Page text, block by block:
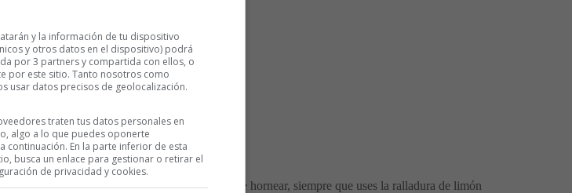
de bicarbonato de sodio en lugar del polvo de hornear, siempre que uses la ralladura de limón
y la información de tu dispositivo
y otros datos en el dispositivo) podrá
por 3 partners y compartida con ellos, o
por este sitio. Tanto nosotros como
usar datos precisos de geolocalización.
traten tus datos personales en
algo a lo que puedes oponerte
continuación. En la parte inferior de esta
busca un enlace para gestionar o retirar el
de privacidad y cookies.